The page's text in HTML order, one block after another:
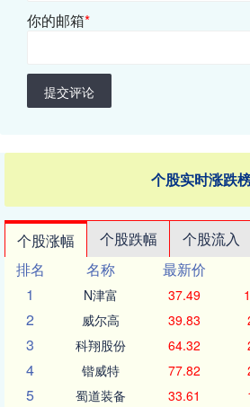
你的邮箱*
提交评论
个股实时涨跌
个股涨幅 个股跌幅 个股流入
排名
名称 最新价
1
N津富 37.49
2 威尔高 39.83
3 科翔股份 64.32
4 锴威特 77.82
5 蜀道装备 33.61